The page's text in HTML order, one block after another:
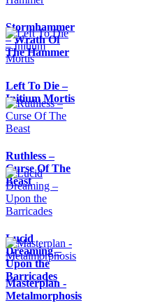
Stormhammer
– Wrath Of
The Hammer
Left To Die –
Initium Mortis
Ruthless –
Curse Of The
Beast
Lucid
Dreaming –
Upon the
Barricades
Masterplan -
Metalmorphosis